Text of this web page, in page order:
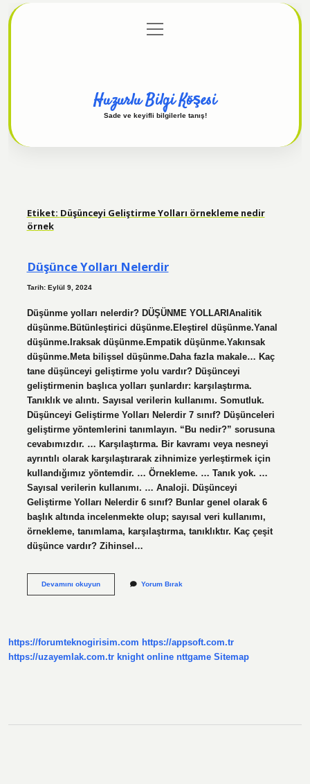
Gizlilik Politikası
menüyü
aç
Huzurlu Bilgi Köşesi
Sade ve keyifli bilgilerle tanış!
Etiket: Düşünceyi Geliştirme Yolları örnekleme nedir
örnek
Düşünce Yolları Nelerdir
Tarih: Eylül 9, 2024
Düşünme yolları nelerdir? DÜŞÜNME YOLLARIAnalitik
düşünme.Bütünleştirici düşünme.Eleştirel düşünme.Yanal
düşünme.Iraksak düşünme.Empatik düşünme.Yakınsak
düşünme.Meta bilişsel düşünme.Daha fazla makale… Kaç
tane düşünceyi geliştirme yolu vardır? Düşünceyi
geliştirmenin başlıca yolları şunlardır: karşılaştırma.
Tanıklık ve alıntı. Sayısal verilerin kullanımı. Somutluk.
Düşünceyi Geliştirme Yolları Nelerdir 7 sınıf? Düşünceleri
geliştirme yöntemlerini tanımlayın. “Bu nedir?” sorusuna
cevabımızdır. … Karşılaştırma. Bir kavramı veya nesneyi
ayrıntılı olarak karşılaştırarak zihnimize yerleştirmek için
kullandığımız yöntemdir. … Örnekleme. … Tanık yok. …
Sayısal verilerin kullanımı. … Analoji. Düşünceyi
Geliştirme Yolları Nelerdir 6 sınıf? Bunlar genel olarak 6
başlık altında incelenmekte olup; sayısal veri kullanımı,
örnekleme, tanımlama, karşılaştırma, tanıklıktır. Kaç çeşit
düşünce vardır? Zihinsel…
Devamını okuyunDüşünce
Yorum Bırak
https://forumteknogirisim.com https://appsoft.com.tr
https://uzayemlak.com.tr knight online nttgame Sitemap